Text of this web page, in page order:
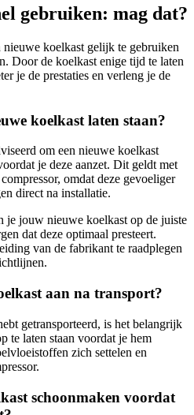
gebruiken: mag dat?
nieuwe koelkast gelijk te gebruiken
Door de koelkast enige tijd te laten
je de prestaties en verleng je de
koelkast laten staan?
om een nieuwe koelkast
je deze aanzet. Dit geldt met
omdat deze gevoeliger
direct na installatie.
je jouw nieuwe koelkast op de juiste
dat deze optimaal presteert.
van de fabrikant te raadplegen
aan na transport?
getransporteerd, is het belangrijk
te laten staan voordat je hem
zich settelen en
schoonmaken voordat